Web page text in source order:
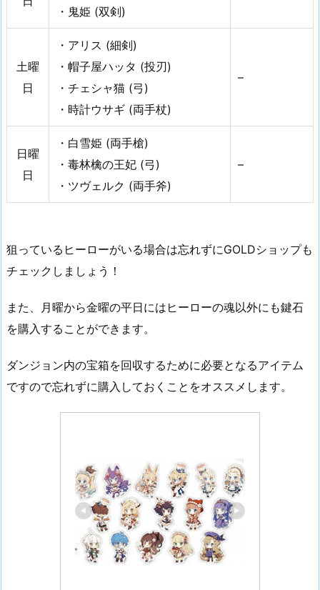
得
イ
・鬼姫 (双剣)
土曜
日
・アリス (細剣)
・帽子屋ハッタ (投刃)
・チェシャ猫 (弓)
・時計ウサギ (両手杖)
–
日曜
日
・白雪姫 (両手槍)
・毒林檎の王妃 (弓)
・ツヴェルク (両手斧)
–
狙っているヒーローがいる場合は忘れずにGOLDショップも
チェックしましょう！
また、月曜から金曜の平日にはヒーローの魂以外にも鍵石
を購入することができます。
ダンジョン内の宝箱を回収するために必要となるアイテム
ですので忘れずに購入しておくことをオススメします。